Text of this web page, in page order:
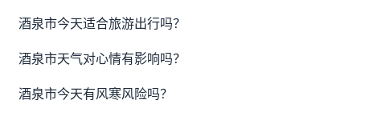
酒泉市今天适合旅游出行吗？
酒泉市天气对心情有影响吗？
酒泉市今天有风寒风险吗？